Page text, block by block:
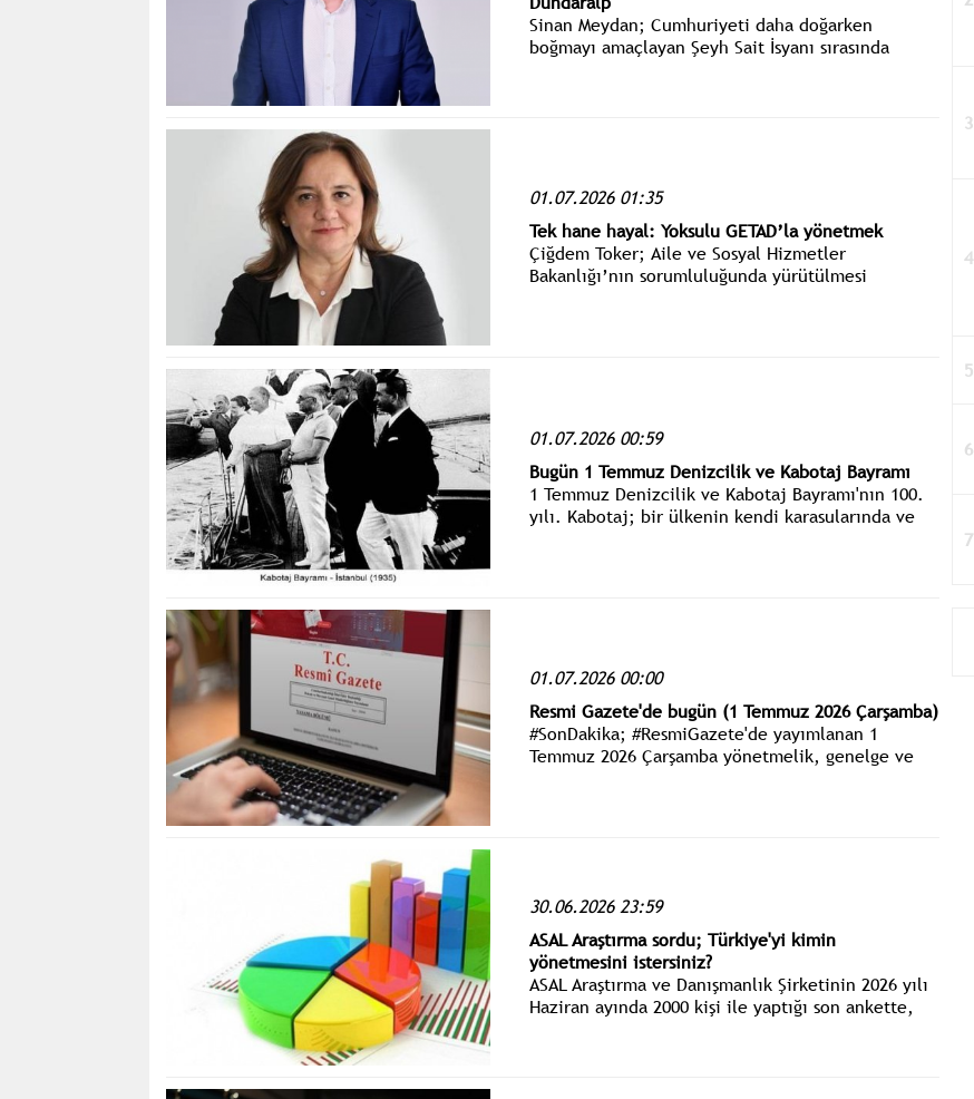
Sinan Meydan; Cumhuriyeti daha doğarken
boğmayı amaçlayan Şeyh Sait İsyanı sırasında
01.07.2026 01:35
Tek hane hayal: Yoksulu GETAD’la yönetmek
Çiğdem Toker; Aile ve Sosyal Hizmetler
Bakanlığı’nın sorumluluğunda yürütülmesi
01.07.2026 00:59
Bugün 1 Temmuz Denizcilik ve Kabotaj Bayramı
1 Temmuz Denizcilik ve Kabotaj Bayramı'nın 100.
yılı. Kabotaj; bir ülkenin kendi karasularında ve
01.07.2026 00:00
Resmi Gazete'de bugün (1 Temmuz 2026 Çarşamba)
#SonDakika; #ResmiGazete'de yayımlanan 1
Temmuz 2026 Çarşamba yönetmelik, genelge ve
30.06.2026 23:59
ASAL Araştırma sordu; Türkiye'yi kimin
yönetmesini istersiniz?
ASAL Araştırma ve Danışmanlık Şirketinin 2026 yılı
Haziran ayında 2000 kişi ile yaptığı son ankette,